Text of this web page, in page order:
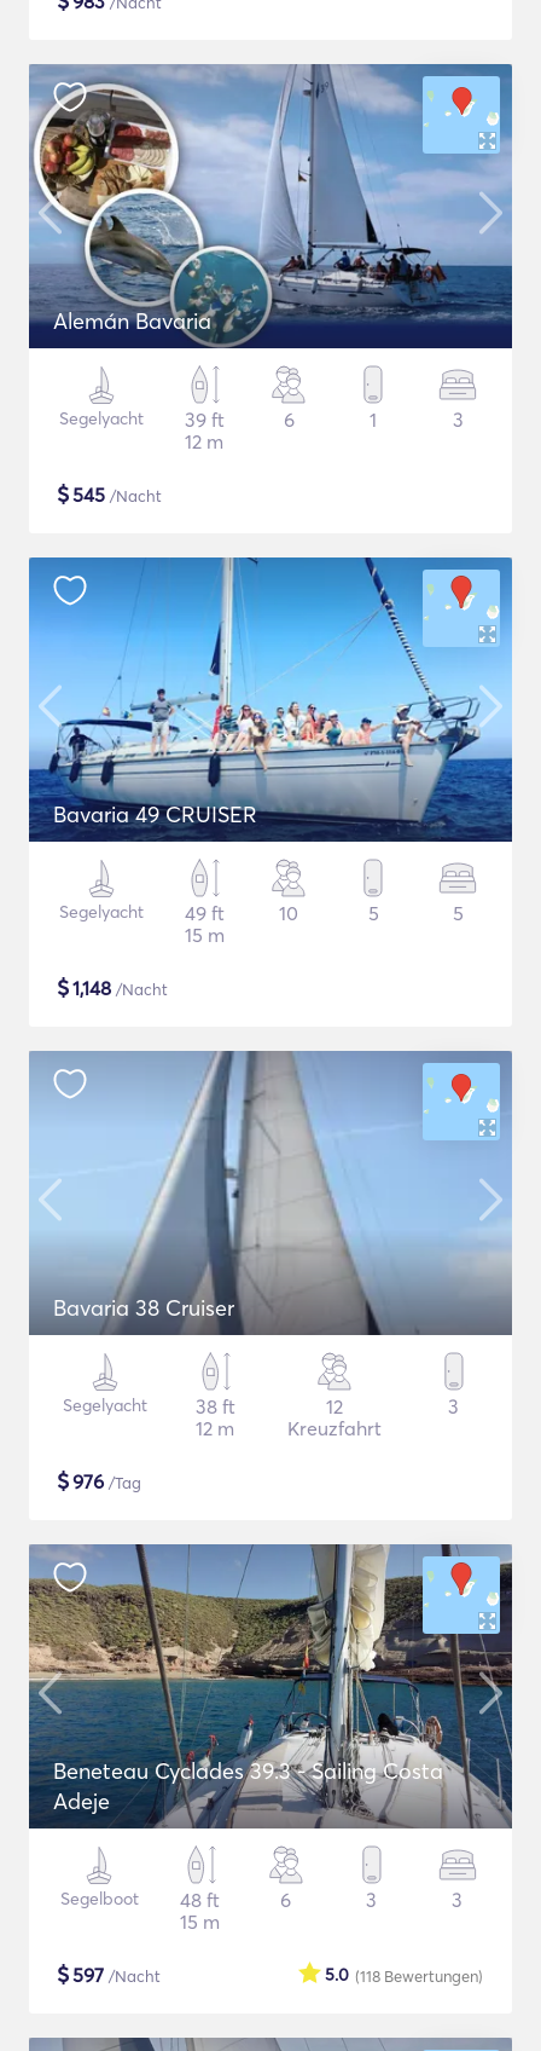
Alemán Bavaria
Segelyacht
39 ft
12 m
6 1 3
$545 /Nacht
Bavaria 49 CRUISER
Segelyacht
49 ft
15 m
10 5 5
$1,148 /Nacht
Bavaria 38 Cruiser
Segelyacht
38 ft
12 m
12
Kreuzfahrt
3
$976 /Tag
Beneteau Cyclades 39.3 - Sailing Costa
Adeje
Segelboot
48 ft
15 m
6 3 3
$597 /Nacht (118 Bewertungen)
5.0